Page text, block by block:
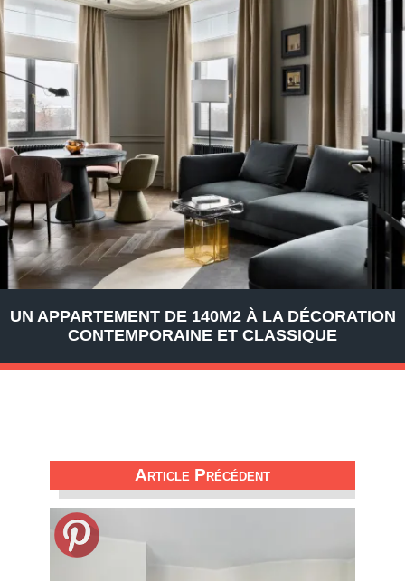
UN APPARTEMENT DE 140M2 À LA DÉCORATION
CONTEMPORAINE ET CLASSIQUE
Article Précédent